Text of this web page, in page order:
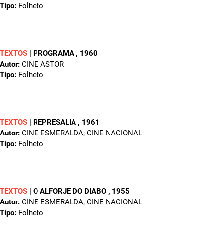
Tipo: Folheto
TEXTOS | PROGRAMA , 1960
Autor: CINE ASTOR
Tipo: Folheto
TEXTOS | REPRESALIA , 1961
Autor: CINE ESMERALDA; CINE NACIONAL
Tipo: Folheto
TEXTOS | O ALFORJE DO DIABO , 1955
Autor: CINE ESMERALDA; CINE NACIONAL
Tipo: Folheto